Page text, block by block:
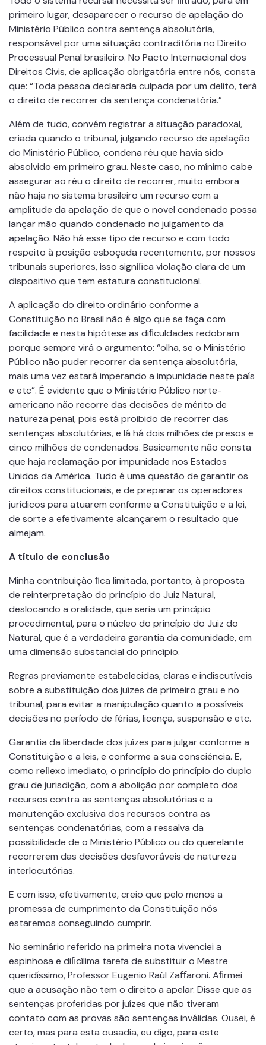
primeiro lugar, desaparecer o recurso de apelação do
Ministério Público contra sentença absolutória,
responsável por uma situação contraditória no Direito
Processual Penal brasileiro. No Pacto Internacional dos
Direitos Civis, de aplicação obrigatória entre nós, consta
que: “Toda pessoa declarada culpada por um delito, terá
o direito de recorrer da sentença condenatória.”
Além de tudo, convém registrar a situação paradoxal,
criada quando o tribunal, julgando recurso de apelação
do Ministério Público, condena réu que havia sido
absolvido em primeiro grau. Neste caso, no mínimo cabe
assegurar ao réu o direito de recorrer, muito embora
não haja no sistema brasileiro um recurso com a
amplitude da apelação de que o novel condenado possa
lançar mão quando condenado no julgamento da
apelação. Não há esse tipo de recurso e com todo
respeito à posição esboçada recentemente, por nossos
tribunais superiores, isso signiﬁca violação clara de um
dispositivo que tem estatura constitucional.
A aplicação do direito ordinário conforme a
Constituição no Brasil não é algo que se faça com
facilidade e nesta hipótese as diﬁculdades redobram
porque sempre virá o argumento: “olha, se o Ministério
Público não puder recorrer da sentença absolutória,
mais uma vez estará imperando a impunidade neste país
e etc”. É evidente que o Ministério Público norte-
americano não recorre das decisões de mérito de
natureza penal, pois está proibido de recorrer das
sentenças absolutórias, e lá há dois milhões de presos e
cinco milhões de condenados. Basicamente não consta
que haja reclamação por impunidade nos Estados
Unidos da América. Tudo é uma questão de garantir os
direitos constitucionais, e de preparar os operadores
jurídicos para atuarem conforme a Constituição e a lei,
de sorte a efetivamente alcançarem o resultado que
almejam.
A título de conclusão
Minha contribuição ﬁca limitada, portanto, à proposta
de reinterpretação do princípio do Juiz Natural,
deslocando a oralidade, que seria um princípio
procedimental, para o núcleo do princípio do Juiz do
Natural, que é a verdadeira garantia da comunidade, em
uma dimensão substancial do princípio.
Regras previamente estabelecidas, claras e indiscutíveis
sobre a substituição dos juízes de primeiro grau e no
tribunal, para evitar a manipulação quanto a possíveis
decisões no período de férias, licença, suspensão e etc.
Garantia da liberdade dos juízes para julgar conforme a
Constituição e a leis, e conforme a sua consciência. E,
como reﬂexo imediato, o princípio do princípio do duplo
grau de jurisdição, com a abolição por completo dos
recursos contra as sentenças absolutórias e a
manutenção exclusiva dos recursos contra as
sentenças condenatórias, com a ressalva da
possibilidade de o Ministério Público ou do querelante
recorrerem das decisões desfavoráveis de natureza
interlocutórias.
E com isso, efetivamente, creio que pelo menos a
promessa de cumprimento da Constituição nós
estaremos conseguindo cumprir.
No seminário referido na primeira nota vivenciei a
espinhosa e diﬁcílima tarefa de substituir o Mestre
queridíssimo, Professor Eugenio Raúl Zaﬀaroni. Aﬁrmei
que a acusação não tem o direito a apelar. Disse que as
sentenças proferidas por juízes que não tiveram
contato com as provas são sentenças inválidas. Ousei, é
certo, mas para esta ousadia, eu digo, para este